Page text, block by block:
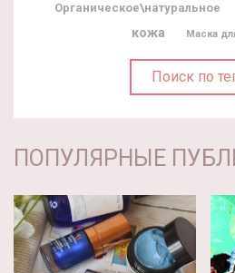
Органическое\натуральное
кожа
Маска
Поиск по
ПОПУЛЯРНЫЕ